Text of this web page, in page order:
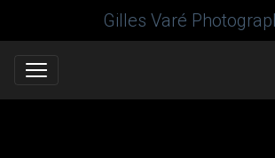
Gilles Varé